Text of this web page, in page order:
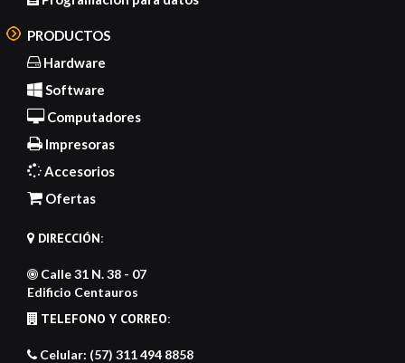
PRODUCTOS
Hardware
Software
Computadores
Impresoras
Accesorios
Ofertas
DIRECCIÓN:
Calle 31 N. 38 - 07
Edificio Centauros
TELEFONO Y CORREO:
Celular: (57) 311 494 8858